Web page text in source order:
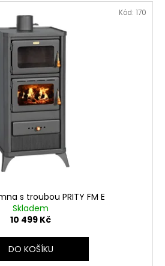
s troubou PRITY FM E
Skladem
10 499 Kč
DO KOŠÍKU
Kód: 170